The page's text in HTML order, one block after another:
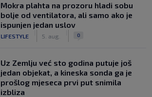
Mokra plahta na prozoru hladi sobu
bolje od ventilatora, ali samo ako je
ispunjen jedan uslov
LIFESTYLE 5. aug. 0
Uz Zemlju već sto godina putuje još
jedan objekat, a kineska sonda ga je
prošlog mjeseca prvi put snimila
izbliza